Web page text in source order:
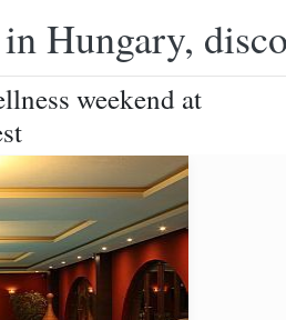
Hungary,
weekend at